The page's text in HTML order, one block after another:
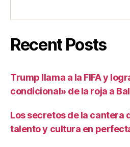
Recent Posts
Trump llama a la FIFA y
condicional» de la roja a
Los secretos de la cantera
talento y cultura en